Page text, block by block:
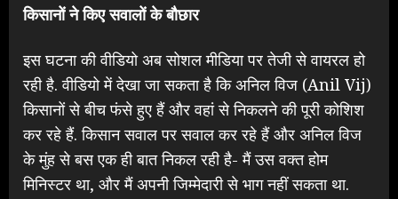
किसानों ने किए सवालों के बौछार
इस घटना की वीडियो अब सोशल मीडिया पर तेजी से वायरल हो
रही है. वीडियो में देखा जा सकता है कि अनिल विज (Anil Vij)
किसानों से बीच फंसे हुए हैं और वहां से निकलने की पूरी कोशिश
कर रहे हैं. किसान सवाल पर सवाल कर रहे हैं और अनिल विज
के मुंह से बस एक ही बात निकल रही है- मैं उस वक्त होम
मिनिस्टर था, और मैं अपनी जिम्मेदारी से भाग नहीं सकता था.